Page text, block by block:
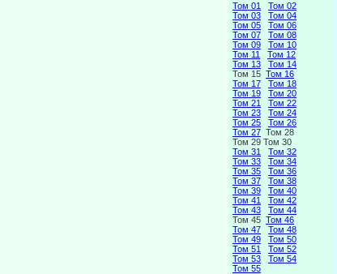
Том 01
Том 02
Том 03
Том 04
Том 05
Том 06
Том 07
Том 08
Том 09
Том 10
Том 11
Том 12
Том 13
Том 14
Том 15 Том 16
Том 17
Том 18
Том 19
Том 20
Том 21
Том 22
Том 23
Том 24
Том 25
Том 26
Том 27 Том 28
Том 29 Том 30
Том 31
Том 32
Том 33
Том 34
Том 35
Том 36
Том 37
Том 38
Том 39
Том 40
Том 41
Том 42
Том 43
Том 44
Том 45 Том 46
Том 47
Том 48
Том 49
Том 50
Том 51
Том 52
Том 53
Том 54
Том 55